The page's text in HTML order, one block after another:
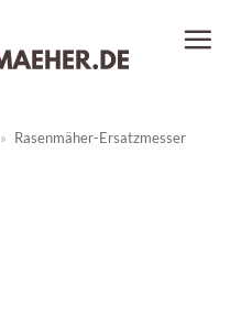
» Rasenmäher-Ersatzmesser